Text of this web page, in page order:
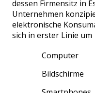
dessen Firmensitz in
Unternehmen
elektronische
sich in erster Linie um
Computer
Bildschirme